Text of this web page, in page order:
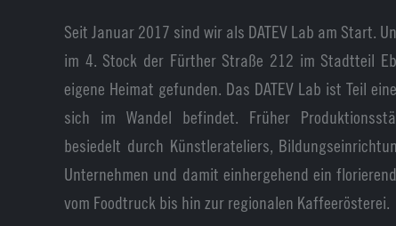
Seit Januar 2017 sind wir als DATEV Lab am Start.
im 4. Stock der Fürther Straße 212 im Stadtteil
eigene Heimat gefunden. Das DATEV Lab ist Teil
sich im Wandel befindet. Früher
besiedelt durch Künstlerateliers,
Unternehmen und damit einhergehend ein
vom Foodtruck bis hin zur regionalen Kaffeerösterei.